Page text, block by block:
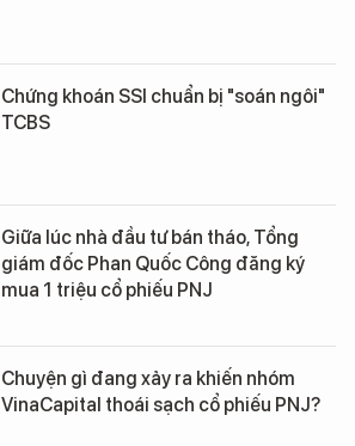
Chứng khoán SSI chuẩn bị "soán ngôi"
TCBS
Giữa lúc nhà đầu tư bán tháo, Tổng
giám đốc Phan Quốc Công đăng ký
mua 1 triệu cổ phiếu PNJ
Chuyện gì đang xảy ra khiến nhóm
VinaCapital thoái sạch cổ phiếu PNJ?